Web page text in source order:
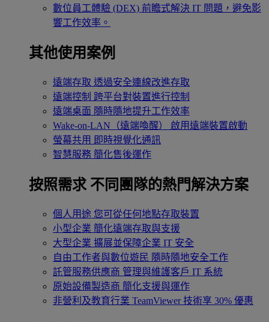
數位員工體驗 (DEX) 前瞻式解決 IT 問題，避免影
響工作效率。
其他使用案例
遠端存取 透過安全連線改進存取
遠端控制 跨平台對裝置進行控制
遠端桌面 隨時隨地提升工作效率
Wake-on-LAN（遠端喚醒）
啟用遠端裝置啟動
螢幕共用 即時視覺化通訊
智慧服務 簡化售後運作
按照需求 不同團隊的熱門解決方案
個人用途 您可從任何地點存取裝置
小型企業 簡化遠端存取與支援
大型企業 擴展並保障企業 IT 安全
自由工作者與數位遊民 隨時隨地安全工作
託管服務供應商 管理與維護客戶 IT 系統
原始設備製造商 簡化支援與運作
非營利及教育行業 TeamViewer 技術享 30% 優惠